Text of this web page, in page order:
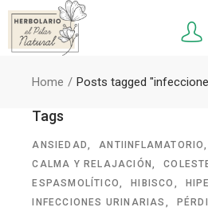
Home Posts tagged
Tags
ANSIEDAD ANTIINFLAMATORIO
CALMA Y RELAJACIÓN
ESPASMOLÍTICO
HIBISCO
INFECCIONES URINARIAS